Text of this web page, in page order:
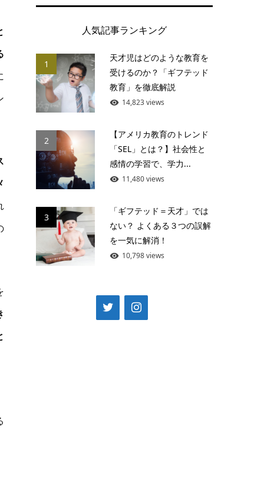
人気記事ランキング
1
天才児はどのような教育を
受けるのか？「ギフテッド
教育」を徹底解説
14,823 views
2
【アメリカ教育のトレンド
「SEL」とは？】社会性と
感情の学習で、学力...
11,480 views
3
「ギフテッド＝天才」では
ない？ よくある３つの誤解
を一気に解消！
10,798 views